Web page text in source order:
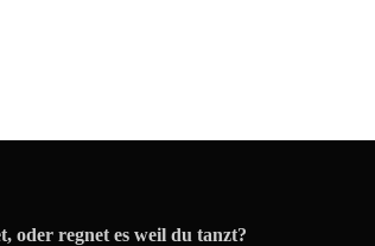
oder regnet es weil du tanzt?